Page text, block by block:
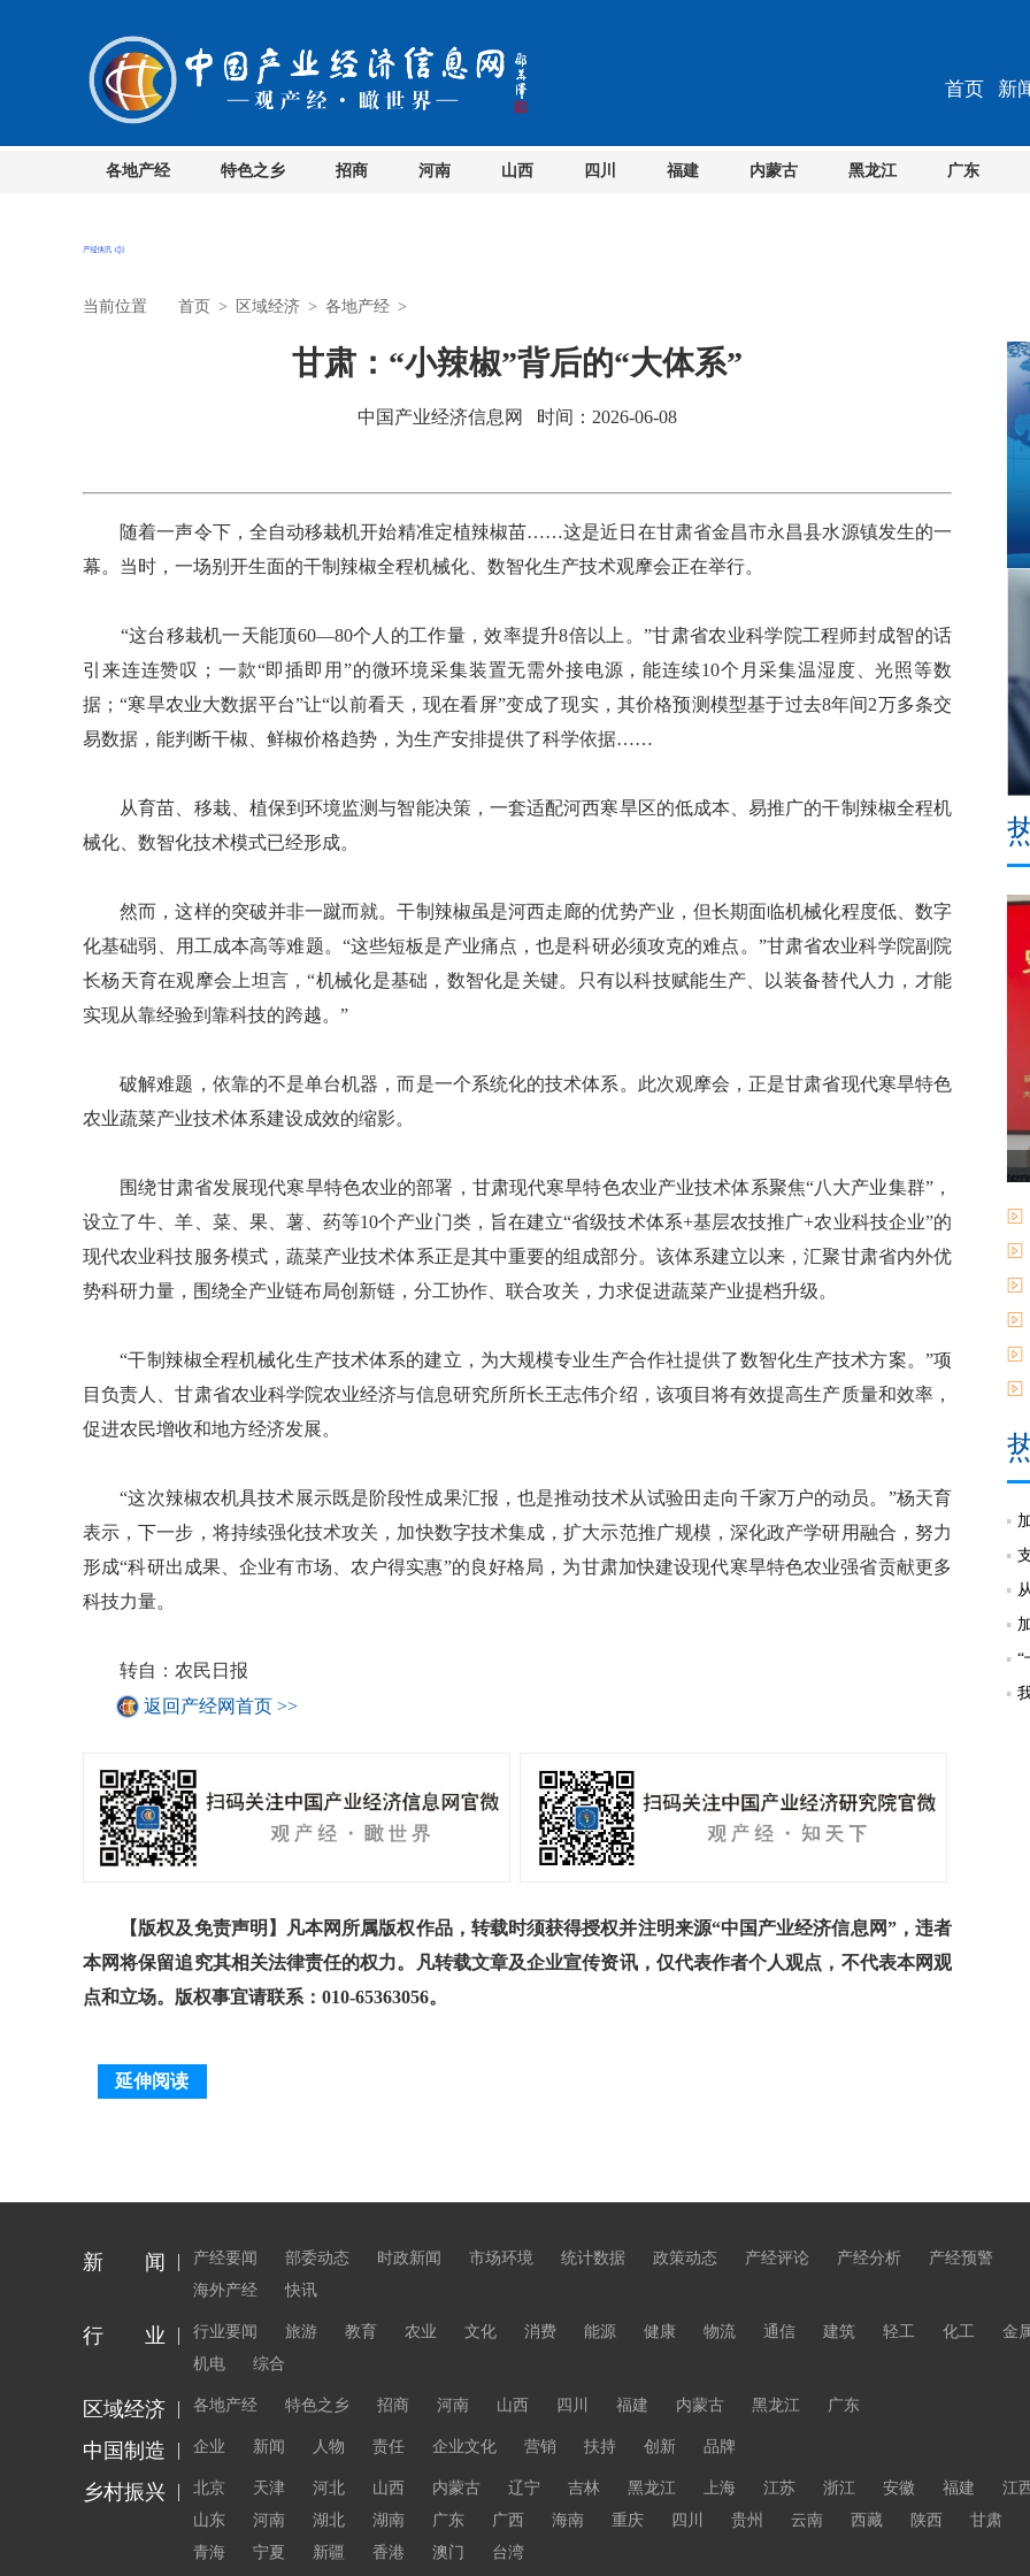
首页 新
各地产经 特色之乡 招商 河南 山西 四川 福建 内蒙古 黑龙江 广东
当前位置 首页 > 区域经济 > 各地产经 >
甘肃：“小辣椒”背后的“大体系”
中国产业经济信息网 时间：2026-06-08
随着一声令下，全自动移栽机开始精准定植辣椒苗……这是近日在甘肃省金昌市永昌县水源镇发生的一
幕。当时，一场别开生面的干制辣椒全程机械化、数智化生产技术观摩会正在举行。
“这台移栽机一天能顶60—80个人的工作量，效率提升8倍以上。”甘肃省农业科学院工程师封成智的话
引来连连赞叹；一款“即插即用”的微环境采集装置无需外接电源，能连续10个月采集温湿度、光照等数
据；“寒旱农业大数据平台”让“以前看天，现在看屏”变成了现实，其价格预测模型基于过去8年间2万多条交
易数据，能判断干椒、鲜椒价格趋势，为生产安排提供了科学依据……
从育苗、移栽、植保到环境监测与智能决策，一套适配河西寒旱区的低成本、易推广的干制辣椒全程机
械化、数智化技术模式已经形成。
然而，这样的突破并非一蹴而就。干制辣椒虽是河西走廊的优势产业，但长期面临机械化程度低、数字
化基础弱、用工成本高等难题。“这些短板是产业痛点，也是科研必须攻克的难点。”甘肃省农业科学院副院
长杨天育在观摩会上坦言，“机械化是基础，数智化是关键。只有以科技赋能生产、以装备替代人力，才能
实现从靠经验到靠科技的跨越。”
破解难题，依靠的不是单台机器，而是一个系统化的技术体系。此次观摩会，正是甘肃省现代寒旱特色
农业蔬菜产业技术体系建设成效的缩影。
围绕甘肃省发展现代寒旱特色农业的部署，甘肃现代寒旱特色农业产业技术体系聚焦“八大产业集群”，
设立了牛、羊、菜、果、薯、药等10个产业门类，旨在建立“省级技术体系+基层农技推广+农业科技企业”的
现代农业科技服务模式，蔬菜产业技术体系正是其中重要的组成部分。该体系建立以来，汇聚甘肃省内外优
势科研力量，围绕全产业链布局创新链，分工协作、联合攻关，力求促进蔬菜产业提档升级。
“干制辣椒全程机械化生产技术体系的建立，为大规模专业生产合作社提供了数智化生产技术方案。”项
目负责人、甘肃省农业科学院农业经济与信息研究所所长王志伟介绍，该项目将有效提高生产质量和效率，
促进农民增收和地方经济发展。
“这次辣椒农机具技术展示既是阶段性成果汇报，也是推动技术从试验田走向千家万户的动员。”杨天育
表示，下一步，将持续强化技术攻关，加快数字技术集成，扩大示范推广规模，深化政产学研用融合，努力
形成“科研出成果、企业有市场、农户得实惠”的良好格局，为甘肃加快建设现代寒旱特色农业强省贡献更多
科技力量。
转自：农民日报
返回产经网首页 >>
【版权及免责声明】凡本网所属版权作品，转载时须获得授权并注明来源“中国产业经济信息网”，违者
本网将保留追究其相关法律责任的权力。凡转载文章及企业宣传资讯，仅代表作者个人观点，不代表本网观
点和立场。版权事宜请联系：010-65363056。
延伸阅读
“
新 闻 产经要闻 部委动态 时政新闻 市场环境 统计数据 政策动态 产经评论 产经分析
产经预警
海外产经
快讯
行 业 行业要闻 旅游 教育 农业 文化 消费 能源 健康 物流 通信 建筑 轻工 化工
金
机电
综合
区域经济 各地产经 特色之乡 招商 河南 山西 四川 福建 内蒙古 黑龙江 广东
中国制造 企业 新闻 人物 责任 企业文化 营销 扶持 创新 品牌
乡村振兴 北京 天津 河北 山西 内蒙古 辽宁 吉林 黑龙江 上海 江苏 浙江 安徽 福建
江
山东
河南 湖北 湖南 广东 广西 海南 重庆 四川 贵州 云南 西藏 陕西
甘肃
青海
宁夏 新疆 香港 澳门 台湾